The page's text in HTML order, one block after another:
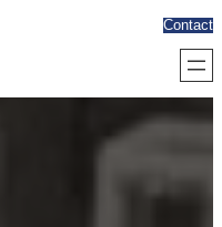
Contact